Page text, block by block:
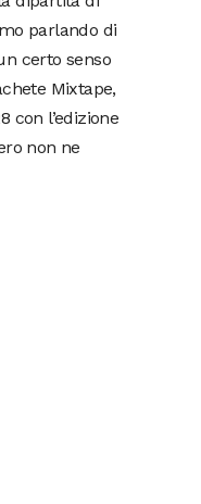
parlando di
certo senso
Mixtape,
con l’edizione
non ne